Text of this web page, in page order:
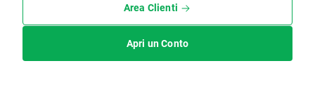
Area Clienti
Apri un Conto